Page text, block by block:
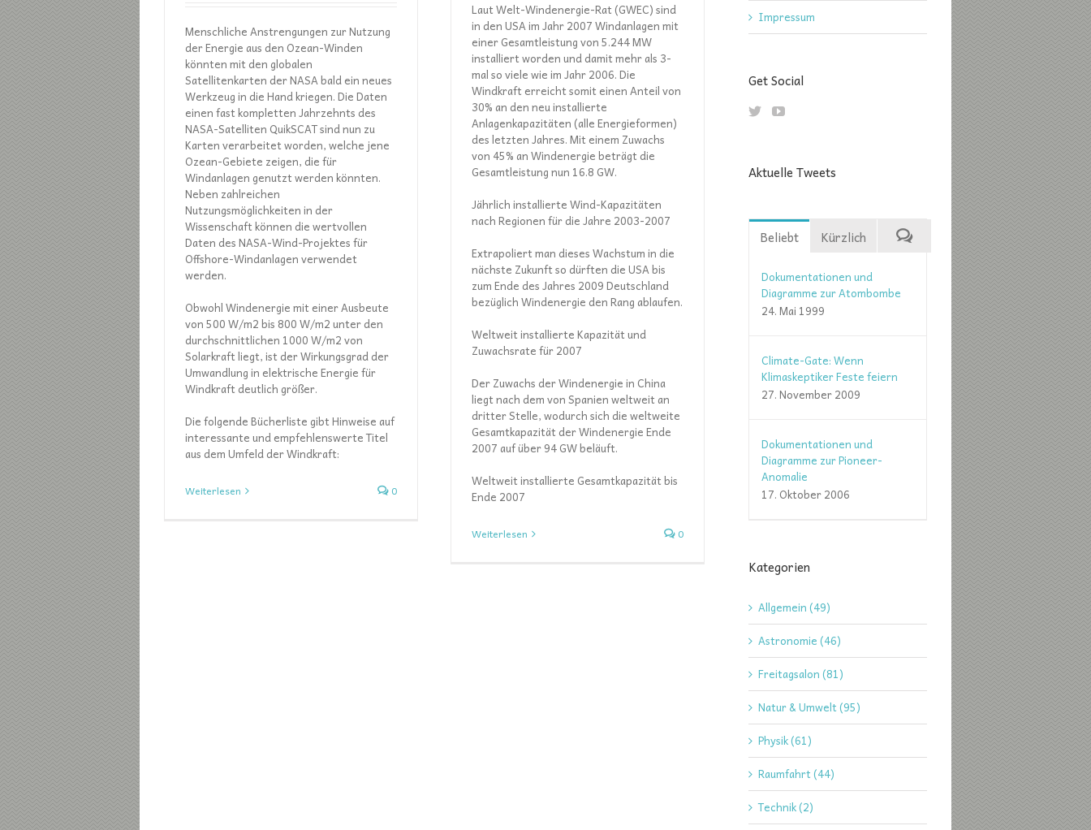
Menschliche Anstrengungen zur Nutzung
der Energie aus den Ozean-Winden
könnten mit den globalen
Satellitenkarten der NASA bald ein neues
Werkzeug in die Hand kriegen. Die Daten
einen fast kompletten Jahrzehnts des
NASA-Satelliten QuikSCAT sind nun zu
Karten verarbeitet worden, welche jene
Ozean-Gebiete zeigen, die für
Windanlagen genutzt werden könnten.
Neben zahlreichen
Nutzungsmöglichkeiten in der
Wissenschaft können die wertvollen
Daten des NASA-Wind-Projektes für
Offshore-Windanlagen verwendet
werden.
Obwohl Windenergie mit einer Ausbeute
von 500 W/m2 bis 800 W/m2 unter den
durchschnittlichen 1000 W/m2 von
Solarkraft liegt, ist der Wirkungsgrad der
Umwandlung in elektrische Energie für
Windkraft deutlich größer.
Die folgende Bücherliste gibt Hinweise auf
interessante und empfehlenswerte Titel
aus dem Umfeld der Windkraft:
Weiterlesen 0
Laut Welt-Windenergie-Rat (GWEC) sind
in den USA im Jahr 2007 Windanlagen mit
einer Gesamtleistung von 5.244 MW
installiert worden und damit mehr als 3-
mal so viele wie im Jahr 2006. Die
Windkraft erreicht somit einen Anteil von
30% an den neu installierte
Anlagenkapazitäten (alle Energieformen)
des letzten Jahres. Mit einem Zuwachs
von 45% an Windenergie beträgt die
Gesamtleistung nun 16.8 GW.
Jährlich installierte Wind-Kapazitäten
nach Regionen für die Jahre 2003-2007
Extrapoliert man dieses Wachstum in die
nächste Zukunft so dürften die USA bis
zum Ende des Jahres 2009 Deutschland
bezüglich Windenergie den Rang ablaufen.
Weltweit installierte Kapazität und
Zuwachsrate für 2007
Der Zuwachs der Windenergie in China
liegt nach dem von Spanien weltweit an
dritter Stelle, wodurch sich die weltweite
Gesamtkapazität der Windenergie Ende
2007 auf über 94 GW beläuft.
Weltweit installierte Gesamtkapazität bis
Ende 2007
Weiterlesen 0
Impressum
Get Social
Aktuelle Tweets
Beliebt Kürzlich
Dokumentationen und
Diagramme zur Atombombe
24. Mai 1999
Climate-Gate: Wenn
Klimaskeptiker Feste feiern
27. November 2009
Dokumentationen und
Diagramme zur Pioneer-
Anomalie
17. Oktober 2006
Kategorien
Allgemein (49)
Astronomie (46)
Freitagsalon (81)
Natur & Umwelt (95)
Physik (61)
Raumfahrt (44)
Technik (2)